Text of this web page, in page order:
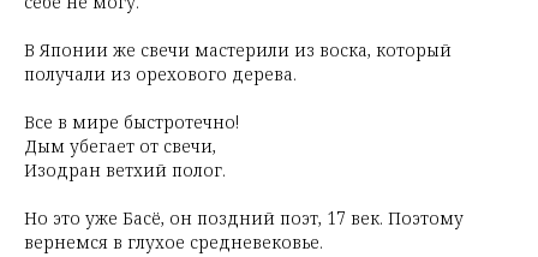
В Японии же свечи мастерили из воска, который
получали из орехового дерева.
Все в мире быстротечно!
Дым убегает от свечи,
Изодран ветхий полог.
Но это уже Басё, он поздний поэт, 17 век. Поэтому
вернемся в глухое средневековье.